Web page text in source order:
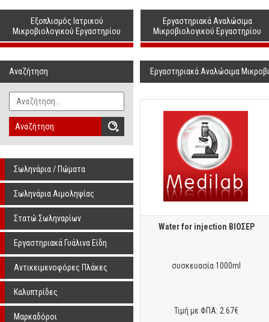
Εξοπλισμός Ιατρικού
Μικροβιολογικού Εργαστηρίου
Εργαστηριακά Αναλώσιμα
Μικροβιολογικού Εργαστηρίου
Εργαστηριακά Αναλώσιμα
Water for injection ΒΙΟΣΕΡ
συσκευασία 1000ml
Τιμή με ΦΠΑ: 2.67€
Αναζήτηση
Αναζήτηση
Σωληνάρια / Πώματα
Σωληνάρια Αιμοληψίας
Στατώ Σωληναρίων
Εργαστηριακά Γυάλινα Είδη
Αντικειμενοφόρες Πλάκες
Καλυπτρίδες
Μαρκαδόροι